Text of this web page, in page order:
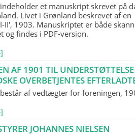
et manuskript skrevet på
Livet i Grønland beskrevet af en
II', 1903. Manuskriptet er både
og findes i PDF-version.
AF 1901 TIL
OVERBETJENTES
af vedtægter for foreningen,
JOHANNES NIELSEN